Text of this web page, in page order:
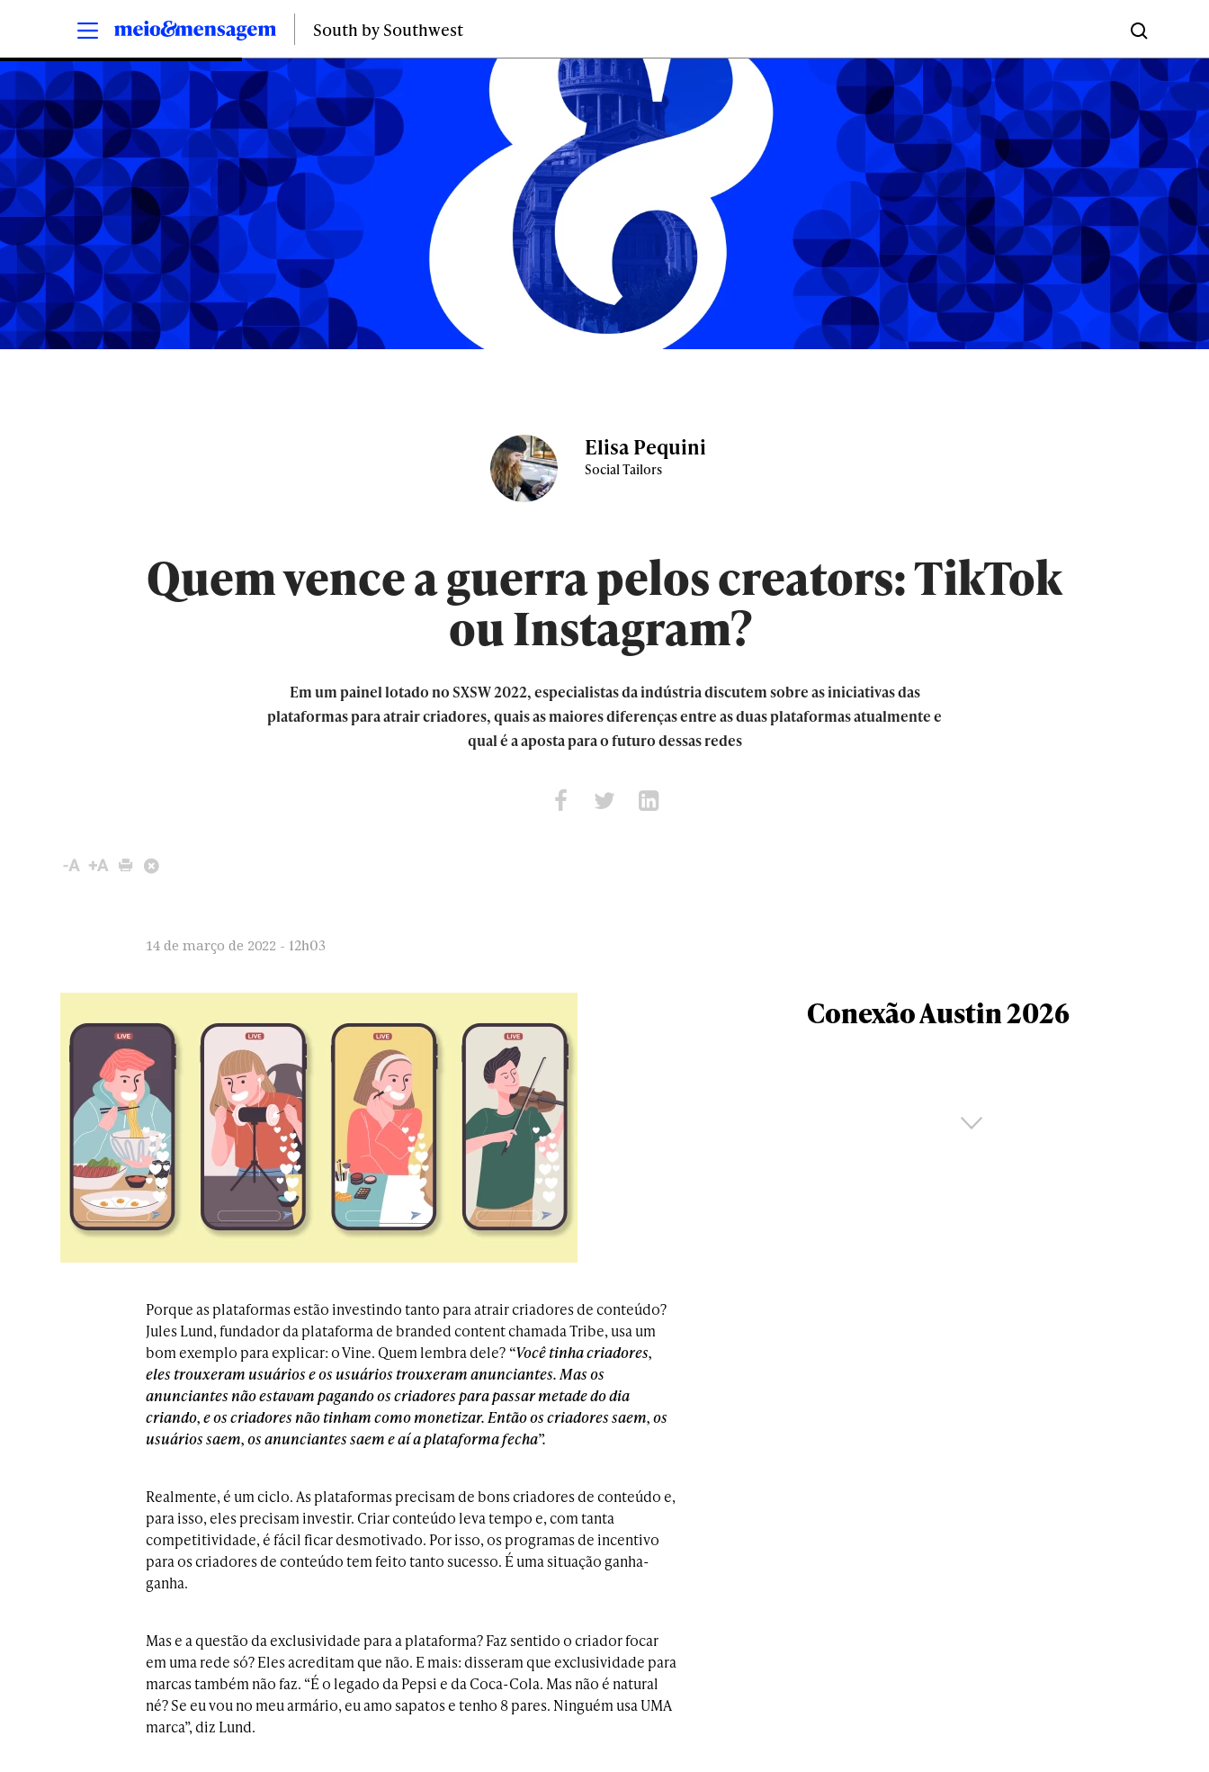
South by Southwest
Elisa Pequini
Social Tailors
Quem vence a guerra pelos creators: TikTok
ou Instagram?
Em um painel lotado no SXSW 2022, especialistas da indústria discutem sobre as iniciativas das
plataformas para atrair criadores, quais as maiores diferenças entre as duas plataformas atualmente e
qual é a aposta para o futuro dessas redes
14 de março de 2022 - 12h03
Porque as plataformas estão investindo tanto para atrair criadores de conteúdo?
Jules Lund, fundador da plataforma de branded content chamada Tribe, usa um
bom exemplo para explicar: o Vine. Quem lembra dele? “Você tinha criadores,
eles trouxeram usuários e os usuários trouxeram anunciantes. Mas os
anunciantes não estavam pagando os criadores para passar metade do dia
criando, e os criadores não tinham como monetizar. Então os criadores saem, os
usuários saem, os anunciantes saem e aí a plataforma fecha”.
Realmente, é um ciclo. As plataformas precisam de bons criadores de conteúdo e,
para isso, eles precisam investir. Criar conteúdo leva tempo e, com tanta
competitividade, é fácil ficar desmotivado. Por isso, os programas de incentivo
para os criadores de conteúdo tem feito tanto sucesso. É uma situação ganha-
ganha.
Mas e a questão da exclusividade para a plataforma? Faz sentido o criador focar
em uma rede só? Eles acreditam que não. E mais: disseram que exclusividade para
marcas também não faz. “É o legado da Pepsi e da Coca-Cola. Mas não é natural
né? Se eu vou no meu armário, eu amo sapatos e tenho 8 pares. Ninguém usa UMA
marca”, diz Lund.
Conexão Austin 2026